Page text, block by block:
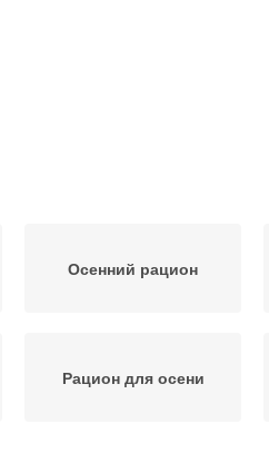
Осенний рацион
Рацион для осени